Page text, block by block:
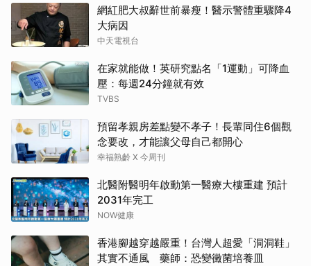
網紅肥大叔辭世前暴瘦！醫示警體重驟降4
大病因
中天電視台
在家就能做！英研究點名「1運動」可降血
壓：每週24分鐘就有效
TVBS
預留孝親房差點變不孝子！長輩同住6個觀
念要改，才能讓父母自己都開心
幸福熟齡 X 今周刊
北醫附醫明年啟動第一醫療大樓重建 預計
2031年完工
NOW健康
香港腳越穿越嚴重！台灣人超愛「洞洞鞋」
其實不通風 藥師：恐變黴菌培養皿